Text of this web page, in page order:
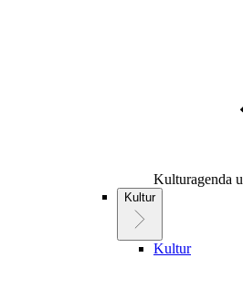
Kulturagenda
Kultur
Kultur